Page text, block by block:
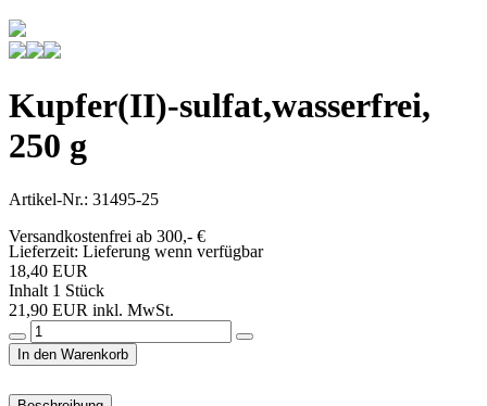
Kupfer(II)-sulfat,wasserfrei,
250 g
Artikel-Nr.: 31495-25
Versandkostenfrei ab 300,- €
Lieferzeit: Lieferung wenn verfügbar
18,40 EUR
Inhalt 1 Stück
21,90 EUR inkl. MwSt.
In den Warenkorb